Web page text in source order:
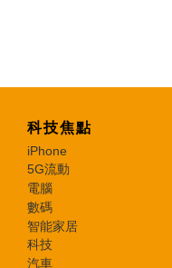
科技焦點
iPhone
5G流動
電腦
數碼
智能家居
科技
汽車